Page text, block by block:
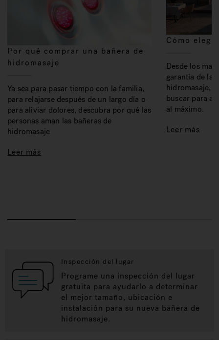
Por qué comprar una bañera de
hidromasaje
Ya sea para pasar tiempo con la familia,
para relajarse después de un largo día o
para aliviar dolores, descubra por qué las
personas aman las bañeras de
hidromasaje
Leer más
Cómo
Desde los
garantía de la
hidromasaje,
buscar para
al máximo.
Leer más
Inspección del lugar
Programe una inspección del lugar
gratuita para ayudarlo a determinar
el mejor tamaño, ubicación e
instalación para su nueva bañera de
hidromasaje.